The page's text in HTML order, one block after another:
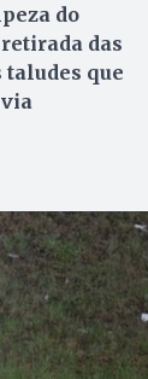
do
das
taludes que